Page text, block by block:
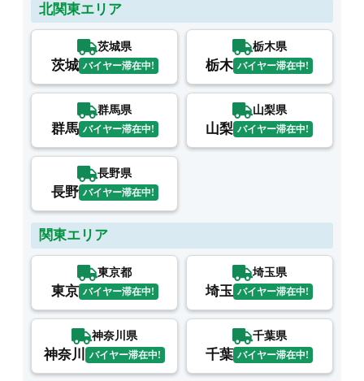
北関東エリア
茨城県
茨城 バイヤー滞在中!
栃木県
栃木 バイヤー滞在中!
群馬県
群馬 バイヤー滞在中!
山梨県
山梨 バイヤー滞在中!
長野県
長野 バイヤー滞在中!
関東エリア
東京都
東京 バイヤー滞在中!
埼玉県
埼玉 バイヤー滞在中!
神奈川県
神奈川 バイヤー滞在中!
千葉県
千葉 バイヤー滞在中!